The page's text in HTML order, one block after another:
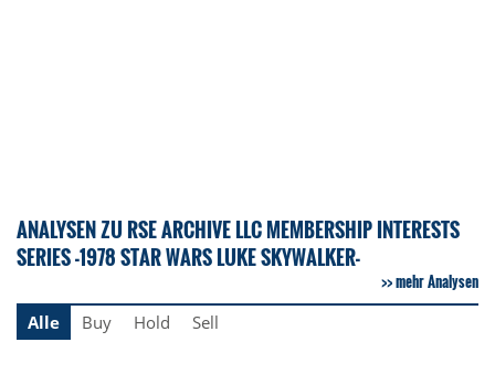
ANALYSEN ZU RSE ARCHIVE LLC MEMBERSHIP INTERESTS
SERIES -1978 STAR WARS LUKE SKYWALKER-
mehr Analysen
Alle
Buy Hold Sell